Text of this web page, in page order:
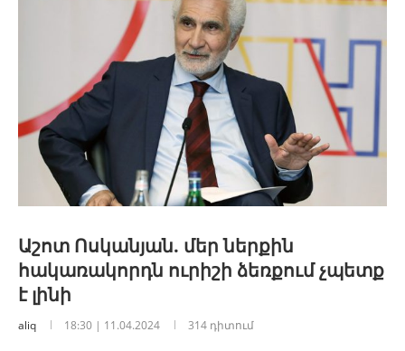
Աշոտ Ոսկանյան. մեր ներքին
հակառակորդն ուրիշի ձեռքում չպետք
է լինի
aliq 18:30 | 11.04.2024 314 դիտում